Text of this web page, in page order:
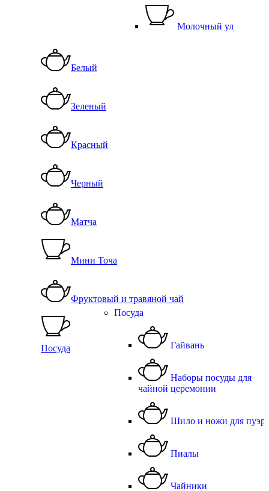
Молочный улун
Белый
Зеленый
Красный
Черный
Матча
Мини Точа
Фруктовый и травяной чай
Посуда
Посуда
Гайвань
Наборы посуды для
чайной церемонии
Шило и ножи для пуэра
Пиалы
Чайники